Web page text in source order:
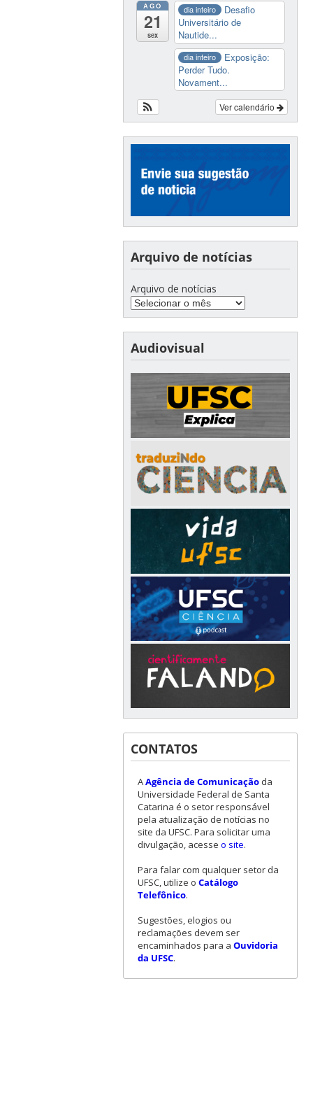
AGO
21
sex
dia inteiro
Desafio
Universitário de
Nautide...
dia inteiro
Exposição:
Perder Tudo.
Novament...
Ver calendário
Arquivo de notícias
Arquivo de notícias
Audiovisual
CONTATOS
AAgência de Comunicaçãoda
Universidade Federal de Santa
Catarina é o setor responsável
pela atualização de notícias no
site da UFSC. Para solicitar uma
divulgação, acesse o site.
Para falar com qualquer setor da
UFSC, utilize o Catálogo
Telefônico.
Sugestões, elogios ou
reclamações devem ser
encaminhados para a Ouvidoria
da UFSC.